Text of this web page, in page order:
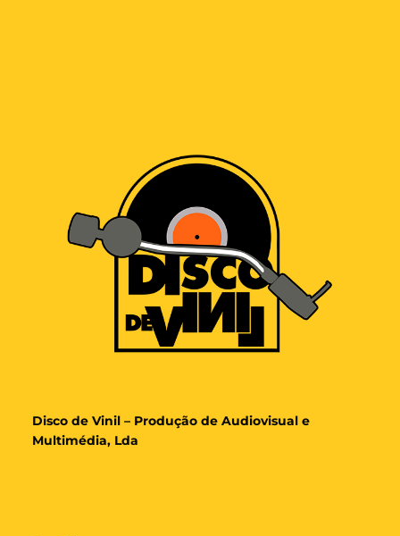
Disco de Vinil – Produção de Audiovisual e
Multimédia, Lda